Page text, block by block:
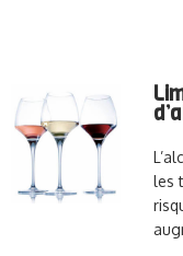
les